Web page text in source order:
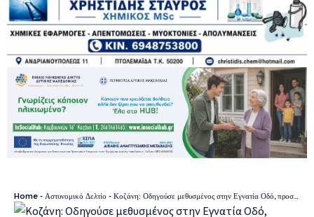
Home - Αστυνομικό Δελτίο - Κοζάνη: Οδηγούσε μεθυσμένος στην Εγνατία Οδό, προσέκρουσε στις μπάρες και συνελήφθη